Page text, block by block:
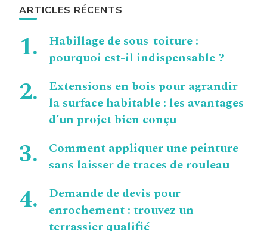
ARTICLES RÉCENTS
Habillage de sous-toiture :
pourquoi est-il indispensable ?
Extensions en bois pour agrandir
la surface habitable : les avantages
d’un projet bien conçu
Comment appliquer une peinture
sans laisser de traces de rouleau
Demande de devis pour
enrochement : trouvez un
terrassier qualifié